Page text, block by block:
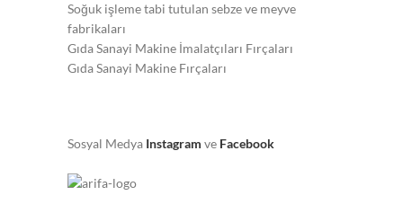
Soğuk işleme tabi tutulan sebze ve meyve
fabrikaları
Gıda Sanayi Makine İmalatçıları Fırçaları
Gıda Sanayi Makine Fırçaları
Sosyal Medya Instagram ve Facebook